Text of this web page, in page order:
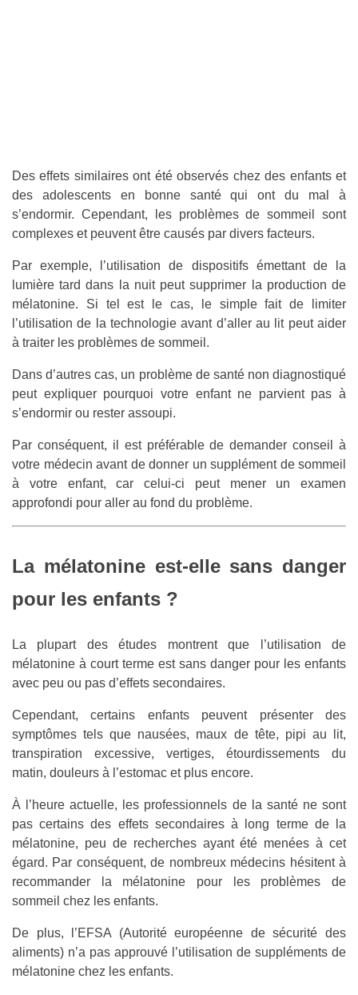
Des effets similaires ont été observés chez des enfants et
des adolescents en bonne santé qui ont du mal à
s’endormir. Cependant, les problèmes de sommeil sont
complexes et peuvent être causés par divers facteurs.
Par exemple, l’utilisation de dispositifs émettant de la
lumière tard dans la nuit peut supprimer la production de
mélatonine. Si tel est le cas, le simple fait de limiter
l’utilisation de la technologie avant d’aller au lit peut aider
à traiter les problèmes de sommeil.
Dans d’autres cas, un problème de santé non diagnostiqué
peut expliquer pourquoi votre enfant ne parvient pas à
s’endormir ou rester assoupi.
Par conséquent, il est préférable de demander conseil à
votre médecin avant de donner un supplément de sommeil
à votre enfant, car celui-ci peut mener un examen
approfondi pour aller au fond du problème.
La mélatonine est-elle sans danger
pour les enfants ?
La plupart des études montrent que l’utilisation de
mélatonine à court terme est sans danger pour les enfants
avec peu ou pas d’effets secondaires.
Cependant, certains enfants peuvent présenter des
symptômes tels que nausées, maux de tête, pipi au lit,
transpiration excessive, vertiges, étourdissements du
matin, douleurs à l’estomac et plus encore.
À l’heure actuelle, les professionnels de la santé ne sont
pas certains des effets secondaires à long terme de la
mélatonine, peu de recherches ayant été menées à cet
égard. Par conséquent, de nombreux médecins hésitent à
recommander la mélatonine pour les problèmes de
sommeil chez les enfants.
De plus, l’EFSA (Autorité européenne de sécurité des
aliments) n’a pas approuvé l’utilisation de suppléments de
mélatonine chez les enfants.